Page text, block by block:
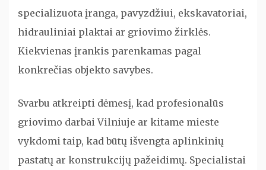
specializuota įranga, pavyzdžiui, ekskavatoriai,
hidrauliniai plaktai ar griovimo žirklės.
Kiekvienas įrankis parenkamas pagal
konkrečias objekto savybes.
Svarbu atkreipti dėmesį, kad profesionalūs
griovimo darbai Vilniuje ar kitame mieste
vykdomi taip, kad būtų išvengta aplinkinių
pastatų ar konstrukcijų pažeidimų. Specialistai